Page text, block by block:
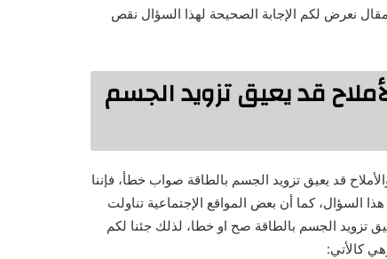
نعرض لكم الإجابة الصحيحة لهذا السؤال نقص
قد يعيق تزويد الجسم
قد يعيق تزويد الجسم بالطاقة صواب خطأ، فإننا
السؤال، كما أن بعض المواقع الإجتماعية تناولت
تزويد الجسم بالطاقة صح او خطا، لذلك جئنا لكم
كالأتي: